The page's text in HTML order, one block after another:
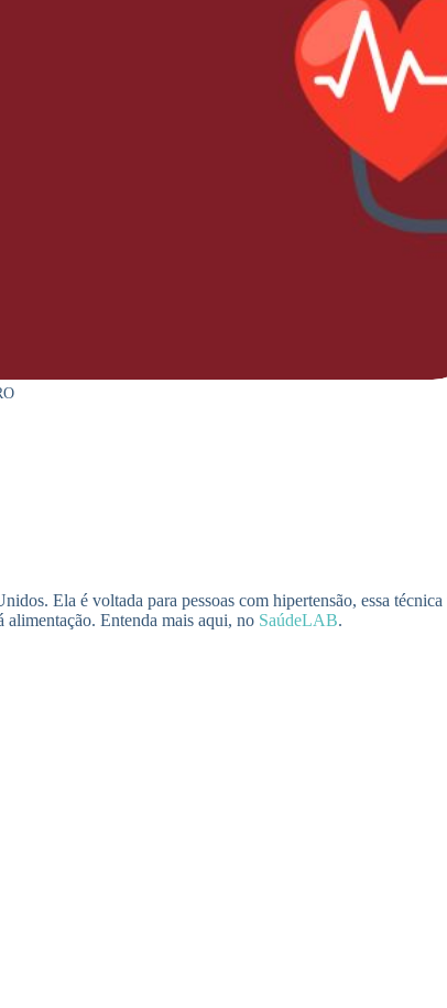
Ela é voltada para pessoas com hipertensão, essa
alimentação. Entenda mais aqui, no SaúdeLAB.